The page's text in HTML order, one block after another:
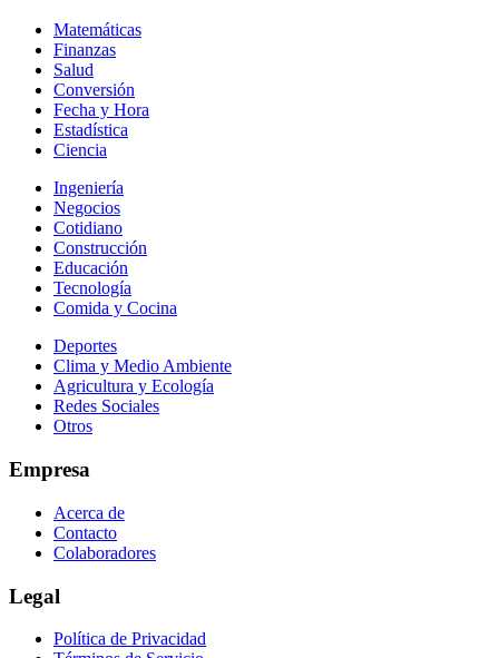
Matemáticas
Finanzas
Salud
Conversión
Fecha y Hora
Estadística
Ciencia
Ingeniería
Negocios
Cotidiano
Construcción
Educación
Tecnología
Comida y Cocina
Deportes
Clima y Medio Ambiente
Agricultura y Ecología
Redes Sociales
Otros
Empresa
Acerca de
Contacto
Colaboradores
Legal
Política de Privacidad